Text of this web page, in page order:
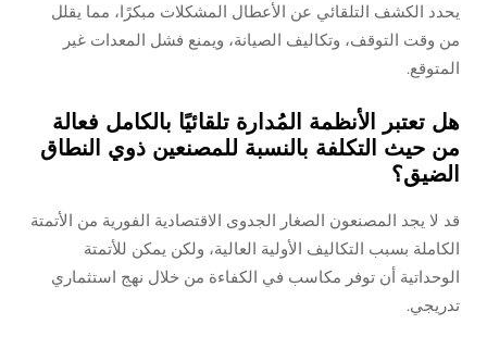
يحدد الكشف التلقائي عن الأعطال المشكلات مبكرًا، مما يقلل
من وقت التوقف، وتكاليف الصيانة، ويمنع فشل المعدات غير
المتوقع.
هل تعتبر الأنظمة المُدارة تلقائيًا بالكامل فعالة
من حيث التكلفة بالنسبة للمصنعين ذوي النطاق
الضيق؟
قد لا يجد المصنعون الصغار الجدوى الاقتصادية الفورية من الأتمتة
الكاملة بسبب التكاليف الأولية العالية، ولكن يمكن للأتمتة
الوحداتية أن توفر مكاسب في الكفاءة من خلال نهج استثماري
تدريجي.